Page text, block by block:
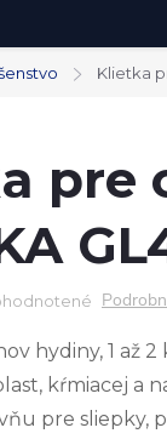
Klietka
pre
hydiny, 1 až
kŕmiacej a
pre sliepky,